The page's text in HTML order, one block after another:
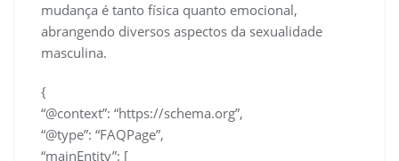
mudança é tanto física quanto emocional,
abrangendo diversos aspectos da sexualidade
masculina.
{
“@context”: “https://schema.org”,
“@type”: “FAQPage”,
“mainEntity”: [